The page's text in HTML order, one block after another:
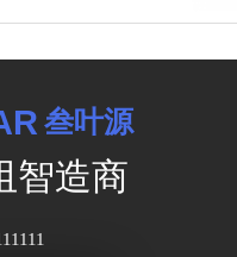
叁叶源
智造商